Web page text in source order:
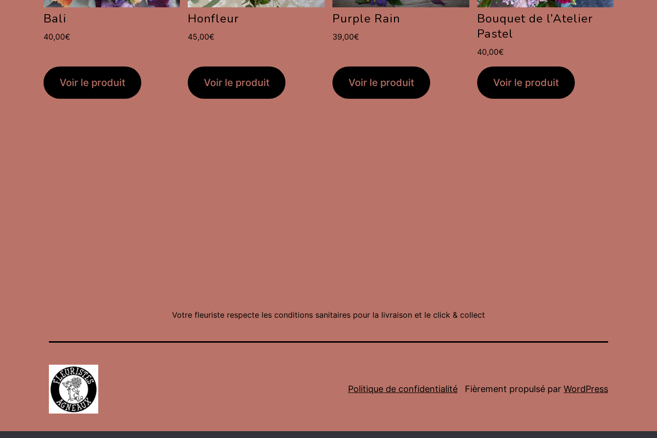
Bali
40,00€
Voir le produit
Honfleur
45,00€
Voir le produit
Purple Rain
39,00€
Voir le produit
Bouquet de l’Atelier
Pastel
40,00€
Voir le produit
Votre fleuriste respecte les conditions sanitaires pour la livraison et le click & collect
Politique de confidentialité Fièrement propulsé par WordPress